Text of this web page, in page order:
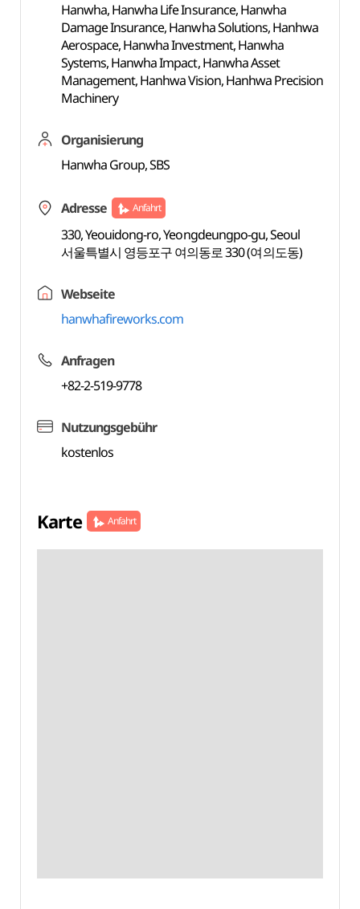
Hanwha, Hanwha Life Insurance, Hanwha
Damage Insurance, Hanwha Solutions, Hanhwa
Aerospace, Hanwha Investment, Hanwha
Systems, Hanwha Impact, Hanwha Asset
Management, Hanhwa Vision, Hanhwa Precision
Machinery
Organisierung
Hanwha Group, SBS
Adresse Anfahrt
330, Yeouidong-ro, Yeongdeungpo-gu, Seoul
서울특별시 영등포구 여의동로 330 (여의도동)
Webseite
hanwhafireworks.com
Anfragen
+82-2-519-9778
Nutzungsgebühr
kostenlos
Karte Anfahrt